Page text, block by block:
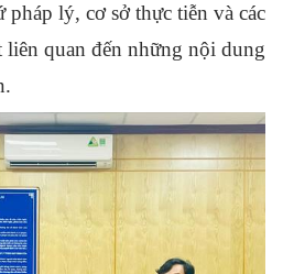
pháp lý, cơ sở thực tiễn và các
quan đến những nội dung